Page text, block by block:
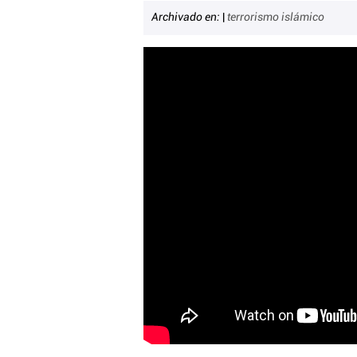
Archivado en: terrorismo islámico